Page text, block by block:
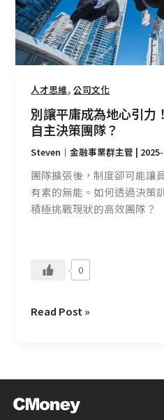
人才思維,公司文化
別讓平庸成為地心引力
自主決策團隊？
Steven｜金融事業群主管 |
團隊擴張後，制度卻可能讓
有素的無能。如何透過決策
積極挑戰現狀的高效團隊？
0
為
地
心
引
CMoney
如
何
造
自
主
決
隊？
Read Post »